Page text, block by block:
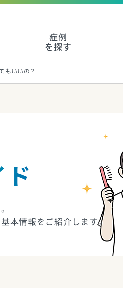
症例
を探す
もいいの？
ド
本情報をご紹介します。